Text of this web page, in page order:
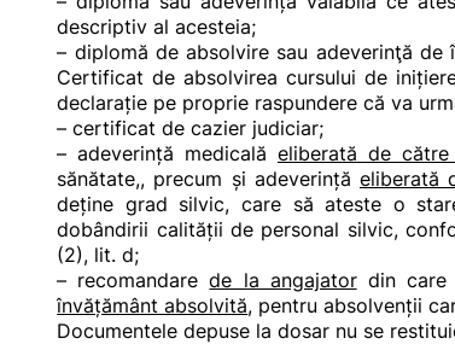
descriptiv al acesteia;
– diplomă de absolvire sau adeverinţă de
Certificat de absolvirea cursului de
declarație pe proprie raspundere că va
– certificat de cazier judiciar;
– adeverință medicală eliberată de către
sănătate,, precum și adeverință eliberată
deține grad silvic, care să ateste o
dobândirii calității de personal silvic,
(2), lit. d;
– recomandarede la angajatordin care
învățământ absolvită, pentru absolvenții
Documentele depuse la dosar nu se